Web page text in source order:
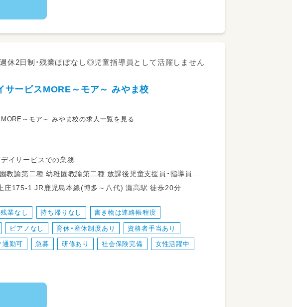
休2日制・残業ほぼなし◎児童指導員として活躍しません
サービスMORE～モア～ みやま校
～モア～ みやま校の求人一覧を見る
イサービスでの業務
（学童） 高等学校教諭普通免許 中学校教諭普通免許 小学校教諭普通免許 社会福祉士
福岡県みやま市瀬高町上庄175-1 JR鹿児島本線(博多～八代) 瀬高駅 徒歩20分
残業なし 持ち帰りなし 書き物は連絡帳程度
ピアノなし 育休・産休制度あり 資格者手当あり
通勤可 急募 研修あり 社会保険完備 女性活躍中